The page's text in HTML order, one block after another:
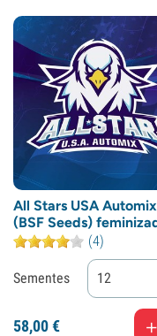
All Stars USA Automix
(BSF Seeds)
(4)
Sementes 12
58,00€